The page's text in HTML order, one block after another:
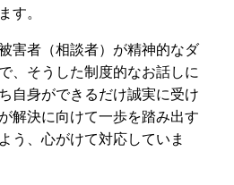
す。
害者（相談者）が精神的なダ
、そうした制度的なお話しに
自身ができるだけ誠実に受け
解決に向けて一歩を踏み出す
う、心がけて対応していま